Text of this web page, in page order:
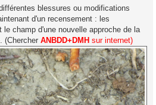
blessures ou modifications
d'un recensement : les
champ d'une nouvelle approche de la
(Chercher ANBDD+DMH sur internet)